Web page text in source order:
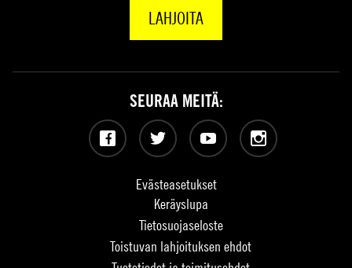
LAHJOITA
Evästeasetukset
Keräyslupa
Tietosuojaseloste
Toistuvan lahjoituksen ehdot
SEURAA MEITÄ:
Facebook Twitter YouTubeInstagram